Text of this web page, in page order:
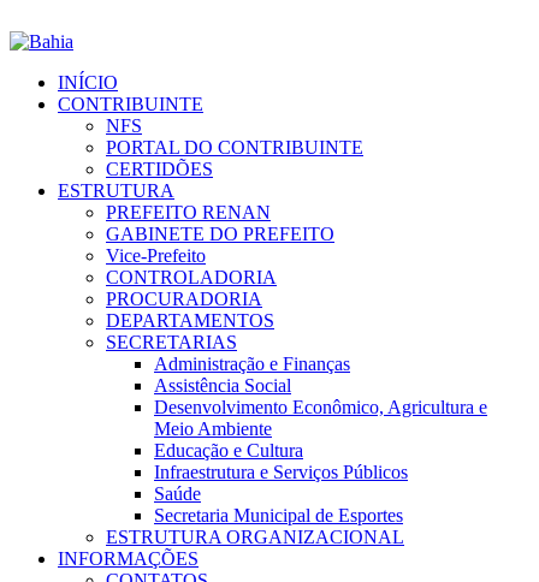
INÍCIO
CONTRIBUINTE
NFS
PORTAL DO CONTRIBUINTE
CERTIDÕES
ESTRUTURA
PREFEITO RENAN
GABINETE DO PREFEITO
Vice-Prefeito
CONTROLADORIA
PROCURADORIA
DEPARTAMENTOS
SECRETARIAS
Administração e Finanças
Assistência Social
Desenvolvimento Econômico, Agricultura e
Meio Ambiente
Educação e Cultura
Infraestrutura e Serviços Públicos
Saúde
Secretaria Municipal de Esportes
ESTRUTURA ORGANIZACIONAL
INFORMAÇÕES